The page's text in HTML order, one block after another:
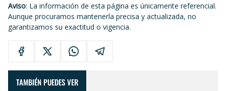
Aviso: La información de esta página es únicamente referencial.
Aunque procuramos mantenerla precisa y actualizada, no
garantizamos su exactitud o vigencia.
TAMBIÉN PUEDES VER